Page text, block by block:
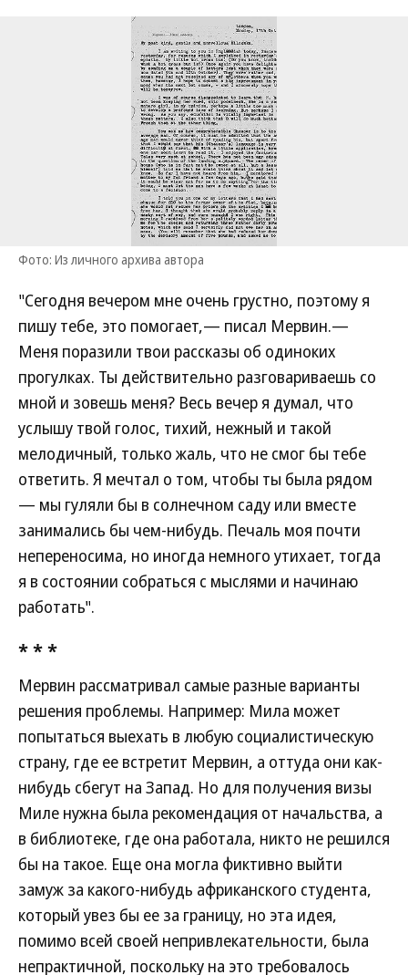
Фото: Из личного архива автора
"Сегодня вечером мне очень грустно, поэтому я
пишу тебе, это помогает,— писал Мервин.—
Меня поразили твои рассказы об одиноких
прогулках. Ты действительно разговариваешь со
мной и зовешь меня? Весь вечер я думал, что
услышу твой голос, тихий, нежный и такой
мелодичный, только жаль, что не смог бы тебе
ответить. Я мечтал о том, чтобы ты была рядом
— мы гуляли бы в солнечном саду или вместе
занимались бы чем-нибудь. Печаль моя почти
непереносима, но иногда немного утихает, тогда
я в состоянии собраться с мыслями и начинаю
работать".
* * *
Мервин рассматривал самые разные варианты
решения проблемы. Например: Мила может
попытаться выехать в любую социалистическую
страну, где ее встретит Мервин, а оттуда они как-
нибудь сбегут на Запад. Но для получения визы
Миле нужна была рекомендация от начальства, а
в библиотеке, где она работала, никто не решился
бы на такое. Еще она могла фиктивно выйти
замуж за какого-нибудь африканского студента,
который увез бы ее за границу, но эта идея,
помимо всей своей непривлекательности, была
непрактичной, поскольку на это требовалось